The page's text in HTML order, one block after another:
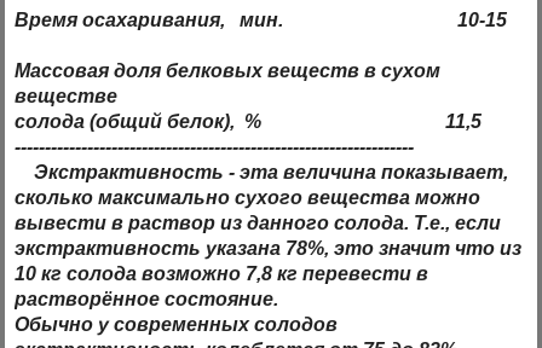
Время осахаривания, мин. 10-15
Массовая доля белковых веществ в сухом
веществе
солода (общий белок), % 11,5
------------------------------------------------------------------
Экстрактивность - эта величина показывает,
сколько максимально сухого вещества можно
вывести в раствор из данного солода. Т.е., если
экстрактивность указана 78%, это значит что из
10 кг солода возможно 7,8 кг перевести в
растворённое состояние.
Обычно у современных солодов